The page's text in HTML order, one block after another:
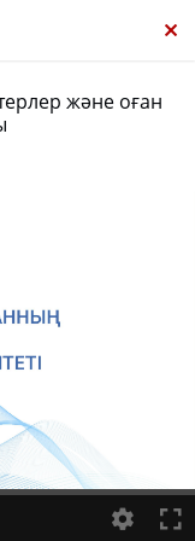
және оған